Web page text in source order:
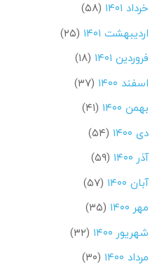
خرداد ۱۴۰۱
(۵۸)
اردیبهشت ۱۴۰۱
(۲۵)
فروردین ۱۴۰۱
(۱۸)
اسفند ۱۴۰۰
(۳۷)
بهمن ۱۴۰۰
(۴۱)
دی ۱۴۰۰
(۵۴)
آذر ۱۴۰۰
(۵۹)
آبان ۱۴۰۰
(۵۷)
مهر ۱۴۰۰
(۳۵)
شهریور ۱۴۰۰
(۳۲)
مرداد ۱۴۰۰
(۳۰)